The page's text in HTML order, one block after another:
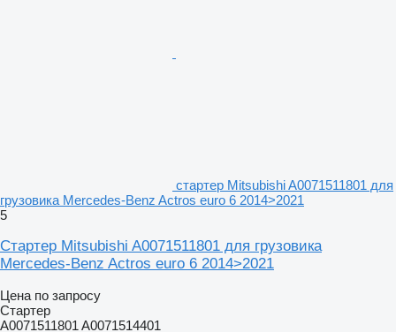
стартер Mitsubishi A0071511801 для
грузовика Mercedes-Benz Actros euro 6 2014>2021
5
Стартер Mitsubishi A0071511801 для грузовика
Mercedes-Benz Actros euro 6 2014>2021
Цена по запросу
Стартер
A0071511801 A0071514401